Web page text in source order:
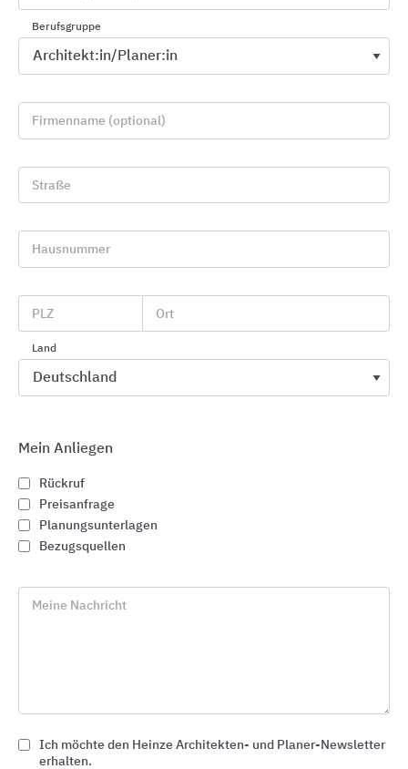
LVT Design-Bodenbeläge CREATION
Gerflor
Offene Lösungen für den Trockenbau
Danogips
Berufsgruppe
Firmenname (optional)
Straße
Hausnummer
PLZ Ort
Land
Mein Anliegen
Rückruf
Preisanfrage
Planungsunterlagen
Bezugsquellen
Meine Nachricht
Ich möchte den Heinze Architekten- und Planer-Newsletter
erhalten.